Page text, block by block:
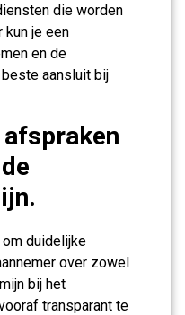
die worden
kun je een
en de
aansluit bij
duidelijke
over zowel
bij het
transparant te